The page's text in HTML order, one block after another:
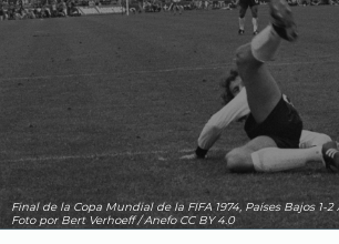
Final de la Copa Mundial de la FIFA 1974, Países Bajos 1-
Fotopor Bert Verhoeff / Anefo CC BY 4.0